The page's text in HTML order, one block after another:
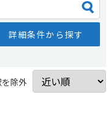
詳細条件から探す
除外